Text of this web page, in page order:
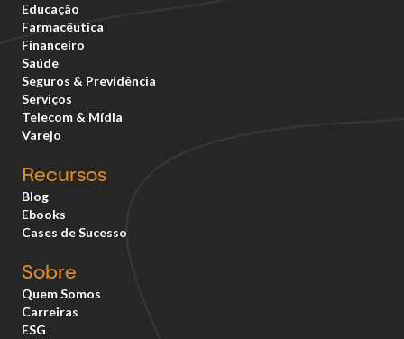
Educação
Farmacêutica
Financeiro
Saúde
Seguros & Previdência
Serviços
Telecom & Mídia
Varejo
Recursos
Blog
Ebooks
Cases de Sucesso
Sobre
Quem Somos
Carreiras
ESG